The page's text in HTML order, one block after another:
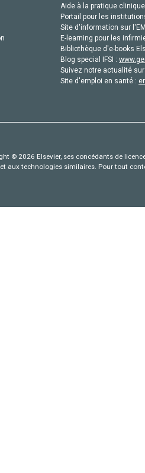
Aide à la pratique
Portail pour les
Site d'information sur
E-learning pour les
Bibliothèque d'e-books
Blog special IFSI :
Suivez notre actualité
Site d'emploi en santé :
© 2026 Elsevier, ses concédants de
aux technologies similaires. Pour tout